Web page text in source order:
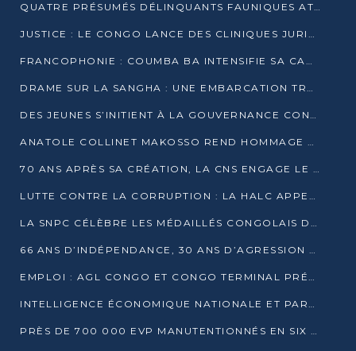
QUATRE PRÉSUMÉS DÉLINQUANTS FAUNIQUES ATTENDUS DEVANT LA JUSTICE POUR TRAFIC D’IVOIRE
JUSTICE : LE CONGO LANCE DES CLINIQUES JURIDIQUES POUR RAPPROCHER LE DROIT DES CITOYENS
FRANCOPHONIE : COUMBA BA INTENSIFIE SA CAMPAGNE POUR LA SUCCESSION À LA TÊTE DE L’OIF
DRAME SUR LA SANGHA : UNE EMBARCATION TRANSPORTANT DES FIDÈLES DE « NZAMBÉ YA L’HUILE » FAIT NAUFRAGE À OUESSO
DES JEUNES S’INITIENT À LA GOUVERNANCE CONTINENTALE À BRAZZAVILLE
ANATOLE COLLINET MAKOSSO REND HOMMAGE À JEAN-PAUL PIGASSE
70 ANS APRÈS SA CRÉATION, LA CNS ENGAGE LE VIRAGE DE LA DIGITALISATION
LUTTE CONTRE LA CORRUPTION : LA HALC APPELLE À PASSER DES DISCOURS AUX ACTES
LA SNPC CÉLÈBRE LES MÉDAILLÉS CONGOLAIS DES OLYMPIADES PANAFRICAINES DE MATHÉMATIQUES 2026
66 ANS D’INDÉPENDANCE, 30 ANS D’AGRESSION RWANDAISE : 4 PRÉSIDENCES, UN ÉCHEC COLLECTIF
EMPLOI : AGL CONGO ET CONGO TERMINAL PRÉSÉLECTIONNENT PLUS DE 70 JEUNES À POINTE-NOIRE
INTELLIGENCE ÉCONOMIQUE NATIONALE ET PARTENARIATS INTERNATIONAUX : VERS UNE DOCTRINE SOUVERAINE DE SÉCURITÉ ÉCONOMIQUE
PRÈS DE 700 000 EVP MANUTENTIONNÉS EN SIX MOIS PAR CONGO TERMINAL